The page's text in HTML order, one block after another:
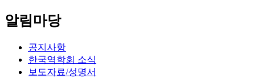
알림마당
공지사항
한국역학회 소식
보도자료/성명서